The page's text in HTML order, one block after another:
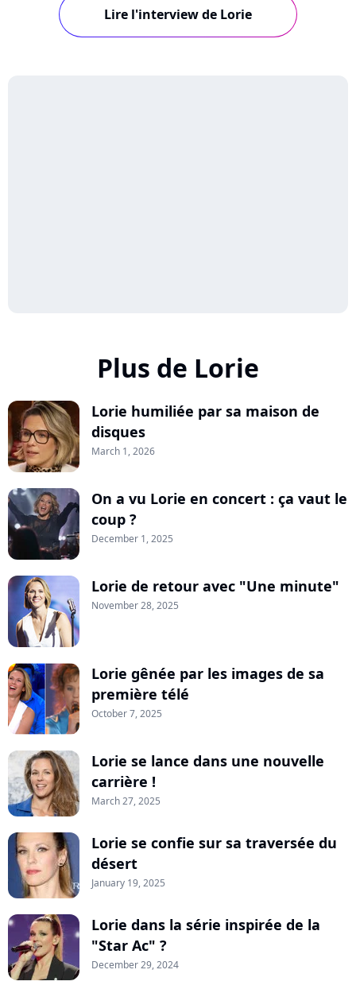
couple avec Billy Crawford et son virage
artistique. Retour sur une carrière pas comme
Lire l'interview de Lorie
Plus de Lorie
Lorie humiliée par sa maison de
disques
March 1, 2026
On a vu Lorie en concert : ça vaut le
coup ?
December 1, 2025
Lorie de retour avec "Une minute"
November 28, 2025
Lorie gênée par les images de sa
première télé
October 7, 2025
Lorie se lance dans une nouvelle
carrière !
March 27, 2025
Lorie se confie sur sa traversée du
désert
January 19, 2025
Lorie dans la série inspirée de la
"Star Ac" ?
December 29, 2024